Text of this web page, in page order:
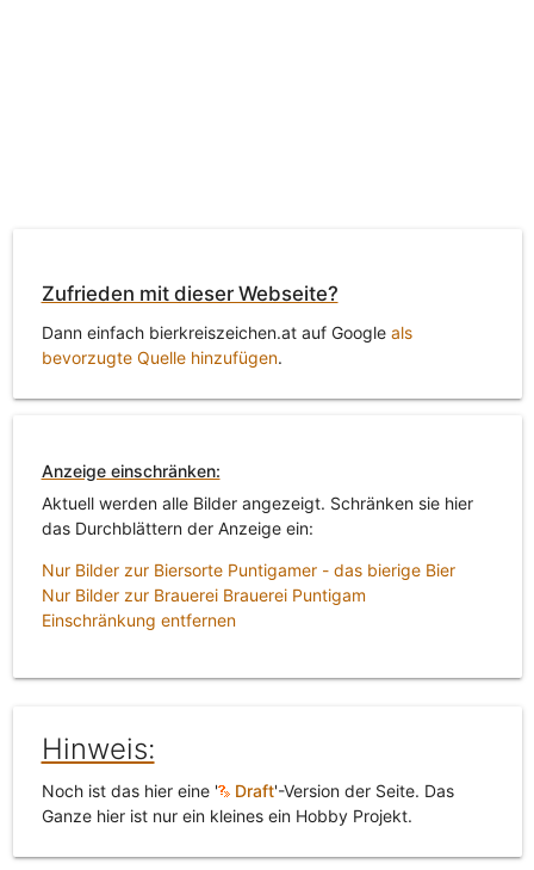
Zufrieden mit dieser Webseite?
Dann einfach bierkreiszeichen.at auf Google als
bevorzugte Quelle hinzufügen.
Anzeige einschränken:
Aktuell werden alle Bilder angezeigt. Schränken sie hier
das Durchblättern der Anzeige ein:
Nur Bilder zur Biersorte Puntigamer - das bierige Bier
Nur Bilder zur Brauerei Brauerei Puntigam
Einschränkung entfernen
Hinweis:
Noch ist das hier eine ' Draft'-Version der Seite. Das
Ganze hier ist nur ein kleines ein Hobby Projekt.